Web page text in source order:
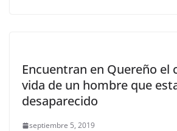
Encuentran en Quereño el
vida de un hombre que
desaparecido
septiembre 5, 2019